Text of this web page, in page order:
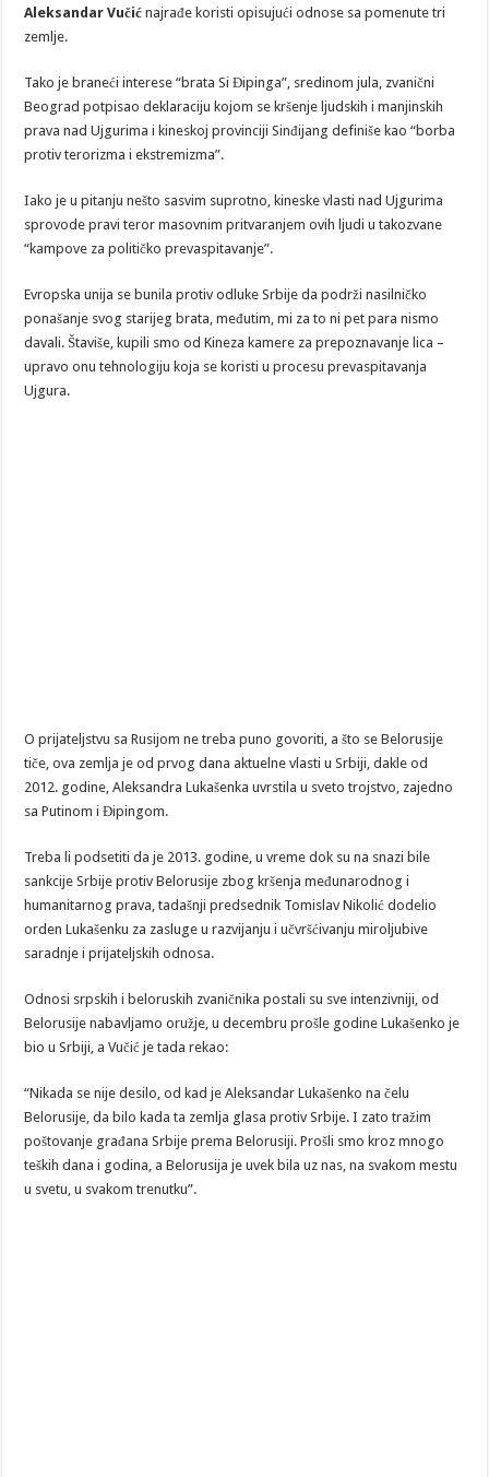
Aleksandar Vučić najrađe koristi opisujući odnose sa pomenute tri
zemlje.
Tako je braneći interese “brata Si Đipinga”, sredinom jula, zvanični
Beograd potpisao deklaraciju kojom se kršenje ljudskih i manjinskih
prava nad Ujgurima i kineskoj provinciji Sinđijang definiše kao “borba
protiv terorizma i ekstremizma”.
Iako je u pitanju nešto sasvim suprotno, kineske vlasti nad Ujgurima
sprovode pravi teror masovnim pritvaranjem ovih ljudi u takozvane
“kampove za političko prevaspitavanje”.
Evropska unija se bunila protiv odluke Srbije da podrži nasilničko
ponašanje svog starijeg brata, međutim, mi za to ni pet para nismo
davali. Štaviše, kupili smo od Kineza kamere za prepoznavanje lica –
upravo onu tehnologiju koja se koristi u procesu prevaspitavanja
Ujgura.
O prijateljstvu sa Rusijom ne treba puno govoriti, a što se Belorusije
tiče, ova zemlja je od prvog dana aktuelne vlasti u Srbiji, dakle od
2012. godine, Aleksandra Lukašenka uvrstila u sveto trojstvo, zajedno
sa Putinom i Đipingom.
Treba li podsetiti da je 2013. godine, u vreme dok su na snazi bile
sankcije Srbije protiv Belorusije zbog kršenja međunarodnog i
humanitarnog prava, tadašnji predsednik Tomislav Nikolić dodelio
orden Lukašenku za zasluge u razvijanju i učvršćivanju miroljubive
saradnje i prijateljskih odnosa.
Odnosi srpskih i beloruskih zvaničnika postali su sve intenzivniji, od
Belorusije nabavljamo oružje, u decembru prošle godine Lukašenko je
bio u Srbiji, a Vučić je tada rekao:
“Nikada se nije desilo, od kad je Aleksandar Lukašenko na čelu
Belorusije, da bilo kada ta zemlja glasa protiv Srbije. I zato tražim
poštovanje građana Srbije prema Belorusiji. Prošli smo kroz mnogo
teških dana i godina, a Belorusija je uvek bila uz nas, na svakom mestu
u svetu, u svakom trenutku”.